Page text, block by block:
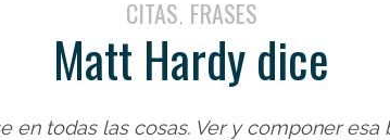
CITAS, FRASES
Matt Hardy dice
en todas las cosas. Ver y componer